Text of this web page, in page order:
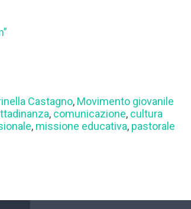
Castagno, Movimento giovanile
, comunicazione, cultura
, missione educativa, pastorale